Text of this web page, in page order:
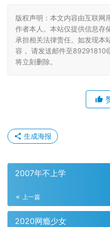
版权声明：本文内容由互联网
作者本人。本站仅提供信息存
承担相关法律责任。如发现本
容， 请发送邮件至
将立刻删除。
生成海报
2007年不上学
上一篇
2020网瘾少女